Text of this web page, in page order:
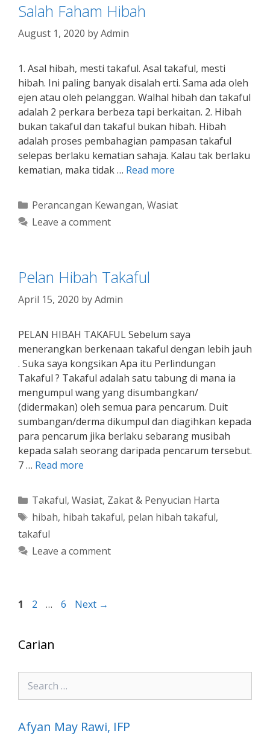
Salah Faham Hibah
August 1, 2020 byAdmin
1. Asal hibah, mesti takaful. Asal takaful, mesti
hibah. Ini paling banyak disalah erti. Sama ada oleh
ejen atau oleh pelanggan. Walhal hibah dan takaful
adalah 2 perkara berbeza tapi berkaitan. 2. Hibah
bukan takaful dan takaful bukan hibah. Hibah
adalah proses pembahagian pampasan takaful
selepas berlaku kematian sahaja. Kalau tak berlaku
kematian, maka tidak … Read more
Categories
Perancangan Kewangan, Wasiat
Leave a comment
Pelan Hibah Takaful
April 15, 2020 byAdmin
PELAN HIBAH TAKAFUL Sebelum saya
menerangkan berkenaan takaful dengan lebih jauh
. Suka saya kongsikan Apa itu Perlindungan
Takaful ? Takaful adalah satu tabung di mana ia
mengumpul wang yang disumbangkan/
(didermakan) oleh semua para pencarum. Duit
sumbangan/derma dikumpul dan diagihkan kepada
para pencarum jika berlaku sebarang musibah
kepada salah seorang daripada pencarum tersebut.
7 … Read more
Categories
Takaful, Wasiat, Zakat & Penyucian Harta
Tags
hibah, hibah takaful, pelan hibah takaful,
takaful
Leave a comment
Page
1 Page
2 … Page
6 Next →
Carian
Search
for:
Afyan May Rawi, IFP